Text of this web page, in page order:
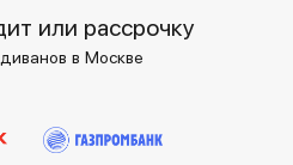
или рассрочку
в Москве